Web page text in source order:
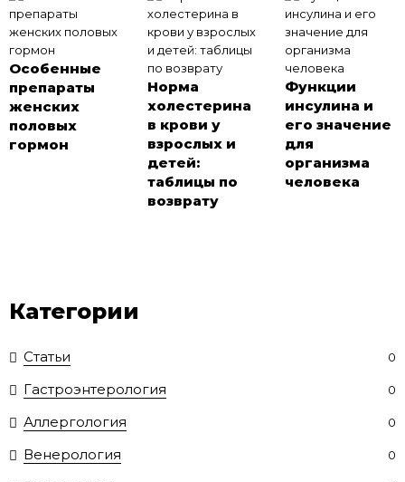
Особенные
препараты
женских
половых
гормон
Норма
холестерина
в крови у
взрослых и
детей:
таблицы по
возврату
Функции
инсулина и
его значение
для
организма
человека
Категории
Статьи 0
Гастроэнтерология 0
Аллергология 0
Венерология 0